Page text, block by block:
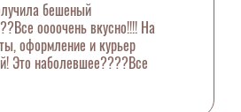
бешеный
оооочень вкусно!!!! На
оформление и курьер
Это наболевшее????Все